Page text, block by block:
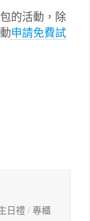
的活動，除
申請免費試
日禮 / 專櫃